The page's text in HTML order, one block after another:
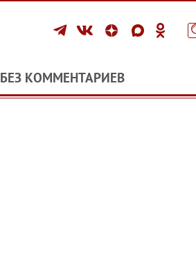
БЕЗ КОММЕНТАРИЕВ